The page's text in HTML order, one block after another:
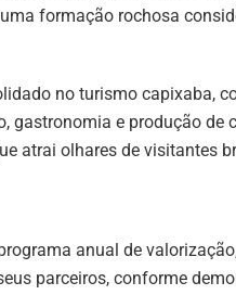
formação rochosa
no turismo capixaba,
gastronomia e produção de
atrai olhares de visitantes
anual de
parceiros, conforme